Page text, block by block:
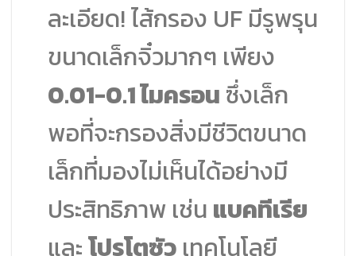
ละเอียด! ไส้กรอง UF มีรูพรุน
ขนาดเล็กจิ๋วมากๆ เพียง
0.01-0.1 ไมครอน ซึ่งเล็ก
พอที่จะกรองสิ่งมีชีวิตขนาด
เล็กที่มองไม่เห็นได้อย่างมี
ประสิทธิภาพ เช่น แบคทีเรีย
และโปรโตซัวเทคโนโลยี